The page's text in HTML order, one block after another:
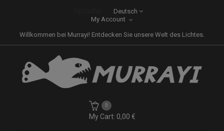
Deutsch
My Account
Willkommen bei Murrayi! Entdecken Sie unsere Welt des Lichtes.
My Cart: 0,00 €
0